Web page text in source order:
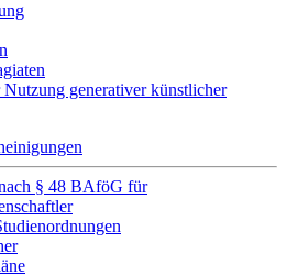
generativer künstlicher
§ 48 BAföG für